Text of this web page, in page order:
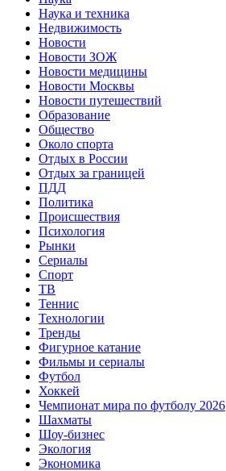
Наука и техника
Недвижимость
Новости
Новости ЗОЖ
Новости медицины
Новости Москвы
Новости путешествий
Образование
Общество
Около спорта
Отдых в России
Отдых за границей
ПДД
Политика
Происшествия
Психология
Рынки
Сериалы
Спорт
ТВ
Теннис
Технологии
Тренды
Фигурное катание
Фильмы и сериалы
Футбол
Хоккей
Чемпионат мира по футболу 2026
Шахматы
Шоу-бизнес
Экология
Экономика